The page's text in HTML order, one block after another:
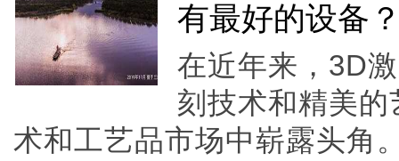
有最好的设备
在近年来，3D
刻技术和精美
术和工艺品市场中崭露头角